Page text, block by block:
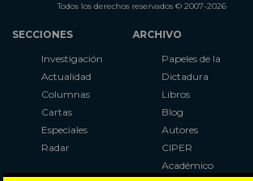
Todos los derechos reservados © 2007-2026
SECCIONES
Investigación
Actualidad
Columnas
Cartas
Especiales
Radar
ARCHIVO
Papeles de la
Dictadura
Libros
Blog
Autores
CIPER
Académico